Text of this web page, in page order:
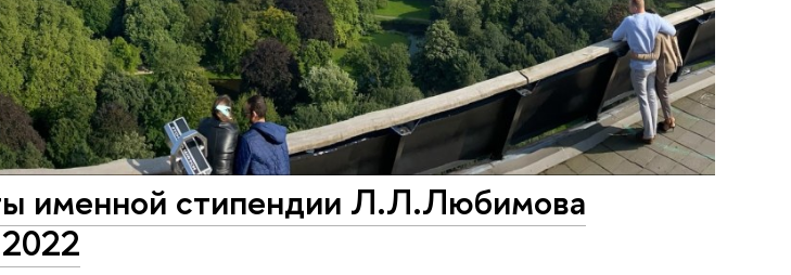
именной стипендии Л.Л.Любимова